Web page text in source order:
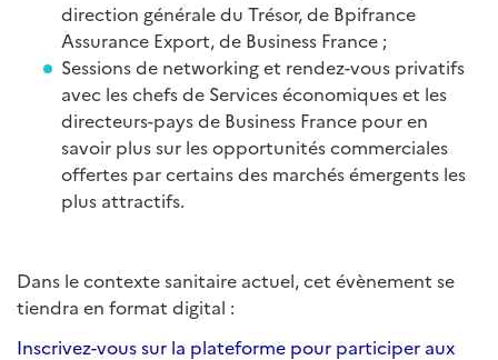
direction générale du Trésor, de Bpifrance
Assurance Export, de Business France ;
Sessions de networking et rendez-vous privatifs
avec les chefs de Services économiques et les
directeurs-pays de Business France pour en
savoir plus sur les opportunités commerciales
offertes par certains des marchés émergents les
plus attractifs.
Dans le contexte sanitaire actuel, cet évènement se
tiendra en format digital :
Inscrivez-vous sur la plateforme pour participer aux